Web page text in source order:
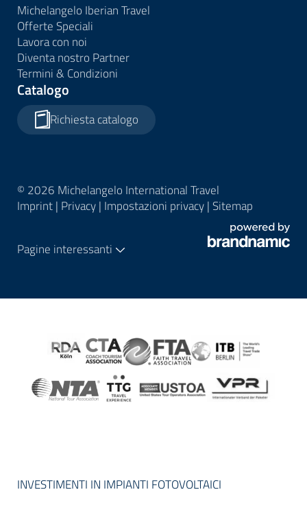
Michelangelo Iberian Travel
Offerte Speciali
Lavora con noi
Diventa nostro Partner
Termini & Condizioni
Catalogo
Richiesta catalogo
© 2026 Michelangelo International Travel
Imprint| Privacy| Impostazioni privacy| Sitemap
Pagine interessanti
INVESTIMENTI IN IMPIANTI FOTOVOLTAICI